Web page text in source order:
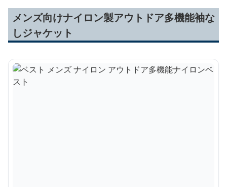
メンズ向けナイロン製アウトドア多機能袖な
しジャケット